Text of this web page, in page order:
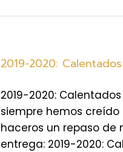
2019-2020:
2019-2020:
siempre hemos creído
haceros un repaso de
entrega: 2019-2020: